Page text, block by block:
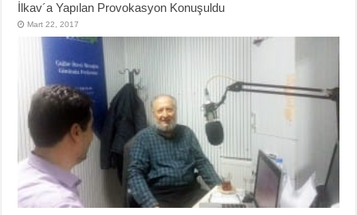
İlkav´a Yapılan Provokasyon Konuşuldu
Mart 22, 2017